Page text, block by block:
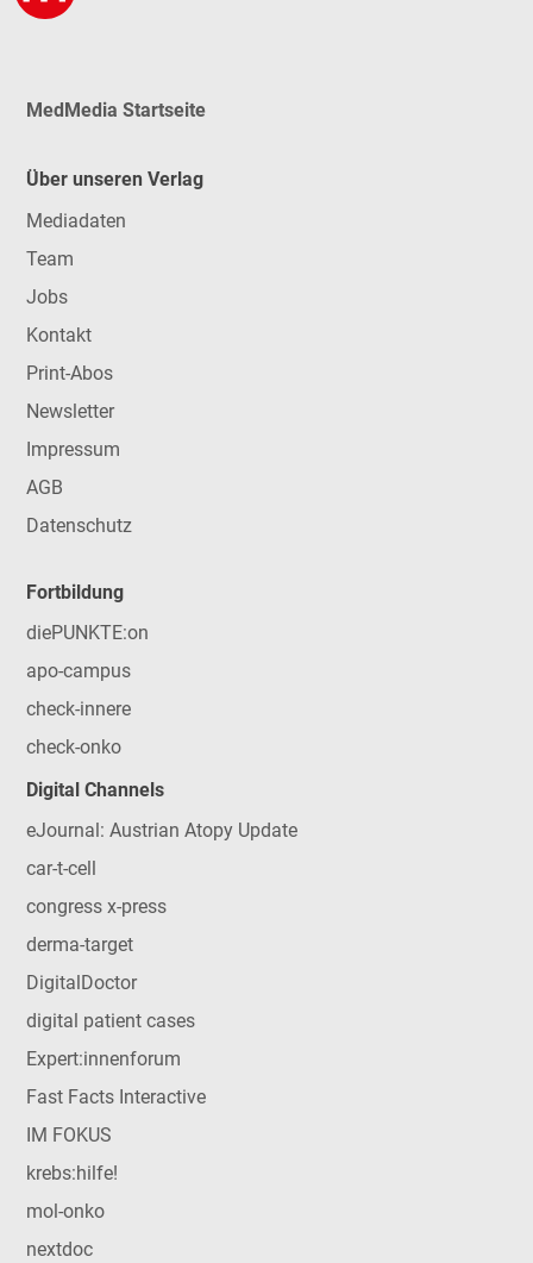
MedMedia Startseite
Über unseren Verlag
Mediadaten
Team
Jobs
Kontakt
Print-Abos
Newsletter
Impressum
AGB
Datenschutz
Fortbildung
diePUNKTE:on
apo-campus
check-innere
check-onko
Digital Channels
eJournal: Austrian Atopy Update
car-t-cell
congress x-press
derma-target
DigitalDoctor
digital patient cases
Expert:innenforum
Fast Facts Interactive
IM FOKUS
krebs:hilfe!
mol-onko
nextdoc